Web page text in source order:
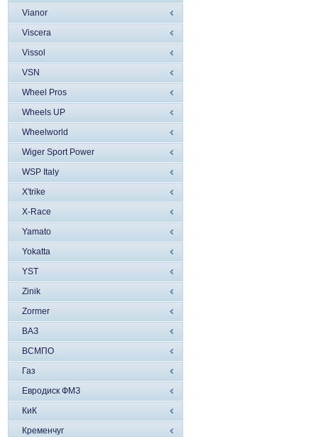
Vianor
Viscera
Vissol
VSN
Wheel Pros
Wheels UP
Wheelworld
Wiger Sport Power
WSP Italy
X'trike
X-Race
Yamato
Yokatta
YST
Zinik
Zormer
ВАЗ
ВСМПО
Газ
Евродиск ФМЗ
КиК
Кременчуг